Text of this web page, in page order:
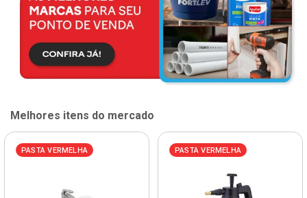
Melhores itens do mercado
PASTA VERMELHA PASTA VERMELHA